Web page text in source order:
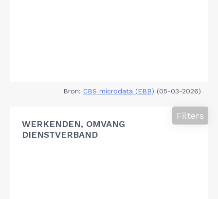
Bron: CBS microdata (EBB) (05-03-2026)
WERKENDEN, OMVANG
DIENSTVERBAND
Filters